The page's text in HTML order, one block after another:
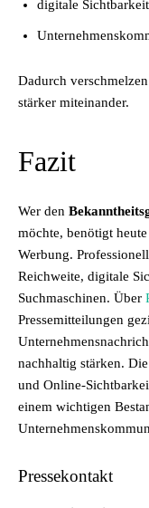
digitale Sichtbarkeit
Dadurch
stärker miteinander.
Fazit
Wer den
möchte, benötigt
Werbung.
Reichweite, digitale
Suchmaschinen. Über
Pressemitteilungen
nachhaltig stärken.
und Online-
einem wichtigen
Pressekontakt